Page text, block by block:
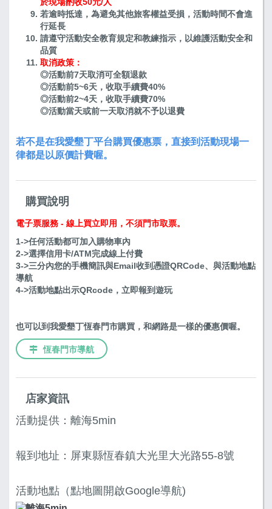
若逾時抵達，為避免其他旅客權益受損，活動時間不會進
行延長
請遵守活動安全教育規定和教練指示，以維護活動安全和
品質
取消政策：
◎活動前7天取消可全額退款
◎活動前5~6天，收取手續費40%
◎活動前2~4天，收取手續費70%
◎活動當天或前一天取消就不予以退費
若不是在我愛墾丁平台購買優惠票，直接到活動現場一
律都是以原價計費喔。
購買說明
電子票服務 - 線上買立即用，不須門市取票。
1->任何活動都可加入購物車內
2->選擇信用卡/ATM完成線上付費
3->三分內您的手機簡訊與Email收到憑證QRCode、與活動地點
導航
4->活動地點出示QRcode，立即報到遊玩
也可以到我愛墾丁恆春門市購買，和網路是一樣的優惠價喔。
恆春門市導航
店家資訊
活動提供：離海5min
報到地址：屏東縣恆春鎮大光里大光路55-8號
活動地點（點地圖開啟Google導航)